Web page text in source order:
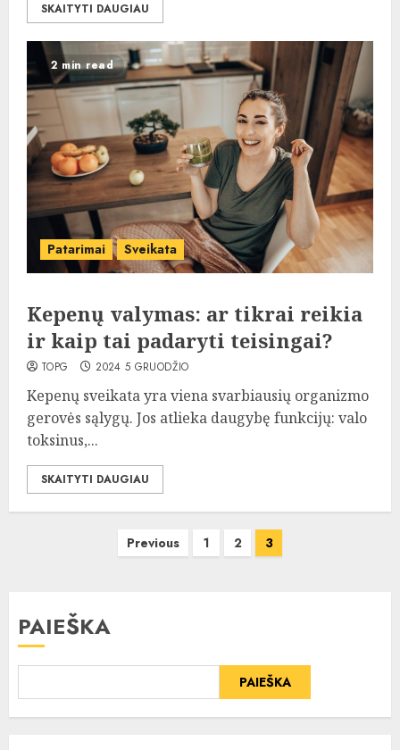
SKAITYTI DAUGIAU
2 min read
Patarimai Sveikata
Kepenų valymas: ar tikrai reikia
ir kaip tai padaryti teisingai?
TOPG 2024 5 GRUODŽIO
Kepenų sveikata yra viena svarbiausių organizmo
gerovės sąlygų. Jos atlieka daugybę funkcijų: valo
toksinus,...
SKAITYTI DAUGIAU
Previous 1 2 3
PAIEŠKA
PAIEŠKA